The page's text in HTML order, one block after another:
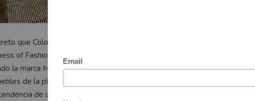
que Colombia está de moda. Hemos sido reseñados en revistas
of Fashion y Elle Decor, así como en el Salón Internacional del
la marca Marni creó toda una colección de mobiliario inspirada en la
de la plaza de mercado de Paloquemao. Por eso, no es de
de decoración que tenga, como referentes, lugares insignia